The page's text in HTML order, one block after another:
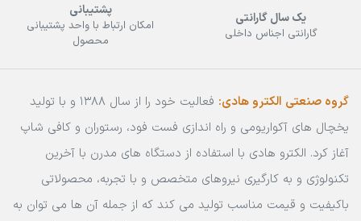
یک سال گارانتی
گارانتی اجناس داخلی
پشتیبانی
امکان ارتباط با واحد پشتیبانی
محصول
گروه صنعتی الکترو هادی:
فعالیت خود را از سال 1388 و با تولید
یخچال های آکواریومی و راه اندازی فست فود، رستوران و کافی شاپ
آغاز کرد. الکترو هادی با استفاده از دستگاه های مدرن با آخرین
تکنولوژی و به کارگیری نیروهای متخصص و با تجربه، محصولاتی
باکیفیت و قیمت مناسب تولید می کند که از جمله آن ها می توان به